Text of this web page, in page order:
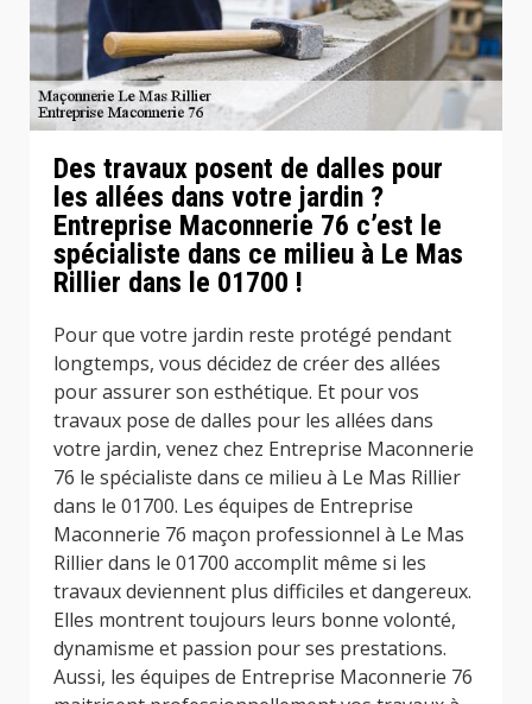
Des travaux posent de dalles pour
les allées dans votre jardin ?
Entreprise Maconnerie 76 c’est le
spécialiste dans ce milieu à Le Mas
Rillier dans le 01700 !
Pour que votre jardin reste protégé pendant
longtemps, vous décidez de créer des allées
pour assurer son esthétique. Et pour vos
travaux pose de dalles pour les allées dans
votre jardin, venez chez Entreprise Maconnerie
76 le spécialiste dans ce milieu à Le Mas Rillier
dans le 01700. Les équipes de Entreprise
Maconnerie 76 maçon professionnel à Le Mas
Rillier dans le 01700 accomplit même si les
travaux deviennent plus difficiles et dangereux.
Elles montrent toujours leurs bonne volonté,
dynamisme et passion pour ses prestations.
Aussi, les équipes de Entreprise Maconnerie 76